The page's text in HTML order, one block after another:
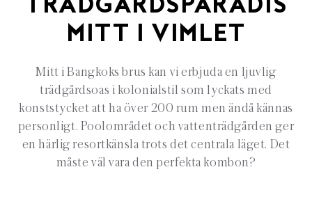
TRÄDGÅRDSPARADIS
MITT I VIMLET
Mitt i Bangkoks brus kan vi erbjuda en ljuvlig
trädgårdsoas i kolonialstil som lyckats med
konststycket att ha över 200 rum men ändå kännas
personligt. Poolområdet och vattenträdgården ger
en härlig resortkänsla trots det centrala läget. Det
måste väl vara den perfekta kombon?